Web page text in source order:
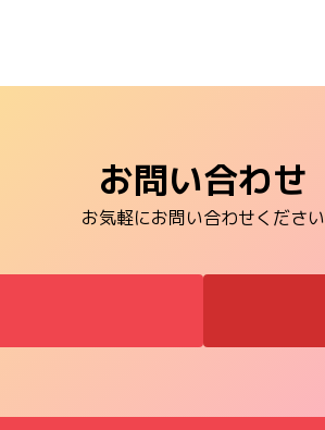
お問い合わせ
お気軽にお問い合わせください